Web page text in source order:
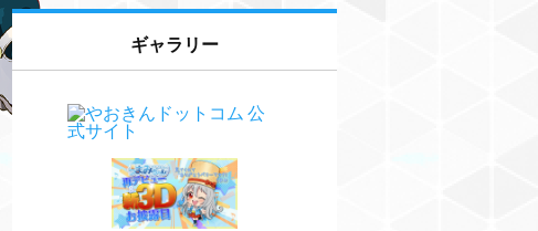
ギャラリー